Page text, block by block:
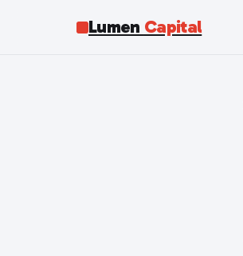
Lumen Capital